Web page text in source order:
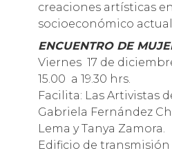
creaciones artísticas
socioeconómico
ENCUENTRO DE
Viernes 17 de
15.00 a 19.30 hrs.
Facilita: Las Artivistas
Gabriela Fernández
Lema y Tanya Zamora.
Edificio de transmisión